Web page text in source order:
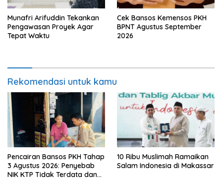
Munafri Arifuddin Tekankan
Pengawasan Proyek Agar
Tepat Waktu
Cek Bansos Kemensos PKH
BPNT Agustus September
2026
Rekomendasi untuk kamu
Pencairan Bansos PKH Tahap
3 Agustus 2026: Penyebab
NIK KTP Tidak Terdata dan
10 Ribu Muslimah Ramaikan
Salam Indonesia di Makassar